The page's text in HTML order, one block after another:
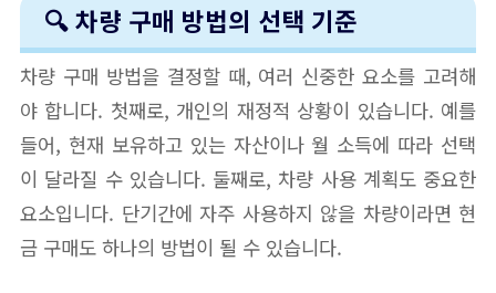
🔍 차량 구매 방법의 선택 기준
차량 구매 방법을 결정할 때, 여러 신중한 요소를 고려해
야 합니다. 첫째로, 개인의 재정적 상황이 있습니다. 예를
들어, 현재 보유하고 있는 자산이나 월 소득에 따라 선택
이 달라질 수 있습니다. 둘째로, 차량 사용 계획도 중요한
요소입니다. 단기간에 자주 사용하지 않을 차량이라면 현
금 구매도 하나의 방법이 될 수 있습니다.